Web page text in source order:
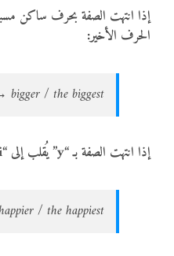
إذا انتهت الصفة بحرف ساكن
الحرف الأخير:
/ the biggest
إذا انتهت الصفة بـ “y” يُقلب إلى “i” ثم نضيف “er”:
/ the happiest